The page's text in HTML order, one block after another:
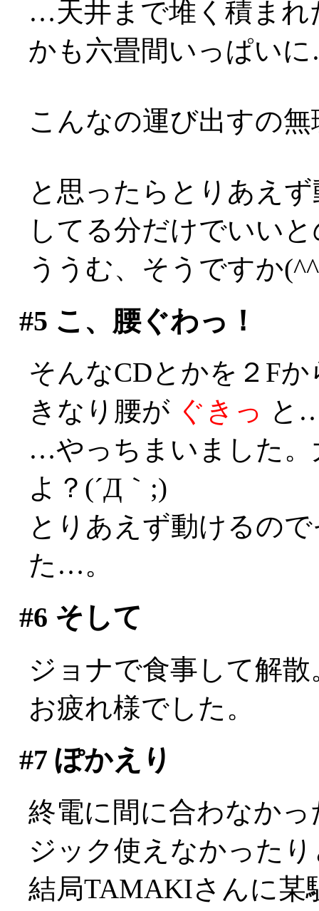
…天井まで堆く積ま
かも六畳間いっぱい
こんなの運び出すの
と思ったらとりあえ
してる分だけでいい
ううむ、そうですか
#5 こ、腰ぐわっ！
そんなCDとかを２F
きなり腰が ぐきっ と
…やっちまいました。
よ？(´Д｀;)
とりあえず動けるの
た…。
#6 そして
ジョナで食事して解散
お疲れ様でした。
#7 ぽかえり
終電に間に合わなか
ジック使えなかった
結局TAMAKIさんに某